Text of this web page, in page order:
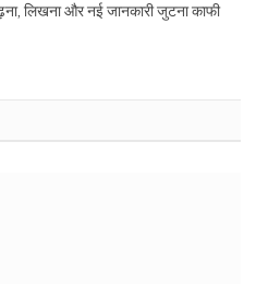
लिखना और नई जानकारी जुटना काफी